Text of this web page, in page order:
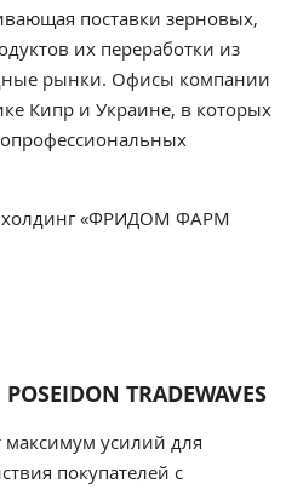
поставки зерновых,
их переработки из
рынки. Офисы компании
Кипр и Украине, в которых
«ФРИДОМ ФАРМ
TRADEWAVES
усилий для
покупателей с